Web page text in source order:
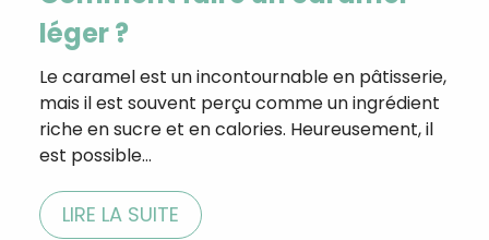
léger ?
Le caramel est un incontournable en pâtisserie,
mais il est souvent perçu comme un ingrédient
riche en sucre et en calories. Heureusement, il
est possible…
LIRE LA SUITE